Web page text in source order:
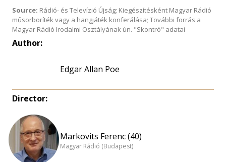
Source: Rádió- és Televízió Újság; Kiegészítésként Magyar Rádió
műsorboríték vagy a hangjáték konferálása; További forrás a
Magyar Rádió Irodalmi Osztályának ún. "Skontró" adatai
Author:
Edgar Allan Poe
Director:
Markovits Ferenc (40)
Magyar Rádió (Budapest)